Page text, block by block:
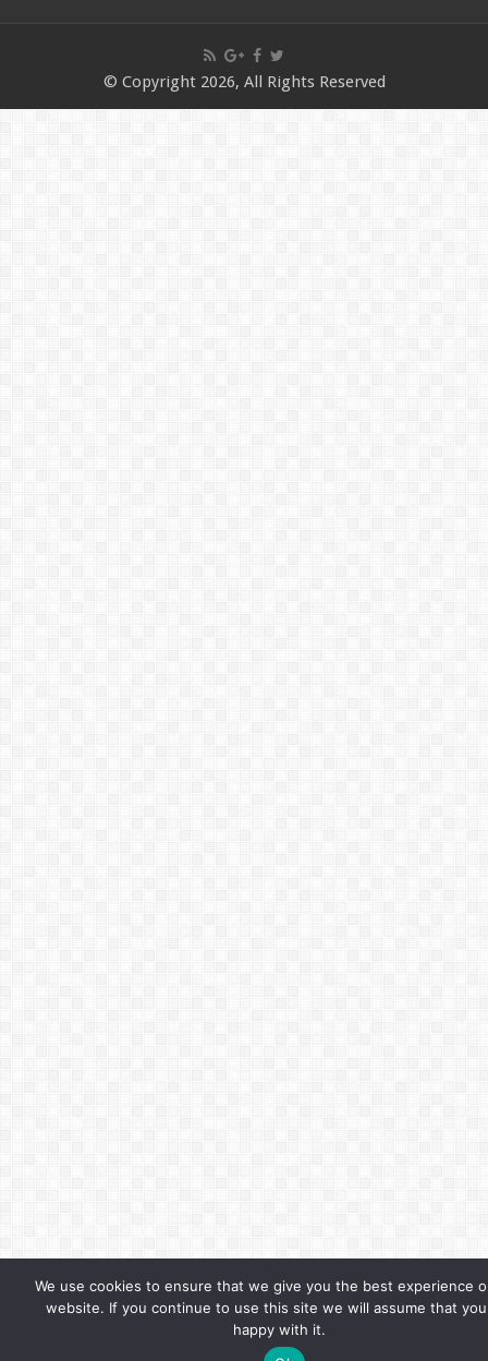
© Copyright 2026, All Rights Reserved
We use cookies to ensure that we give you the best experience
website. If you continue to use this site we will assume that
happy with it.